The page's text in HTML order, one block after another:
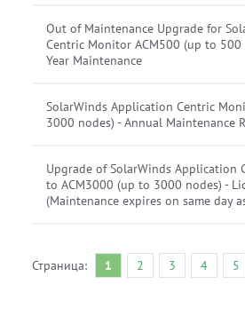
Out of Maintenance Upgrade for
Centric Monitor ACM500 (up to
Year Maintenance
SolarWinds Application Centric
3000 nodes) - Annual Maintenance
Upgrade of SolarWinds Application
to ACM3000 (up to 3000 nodes) -
(Maintenance expires on same day
Страница: 1 2 3 4 5